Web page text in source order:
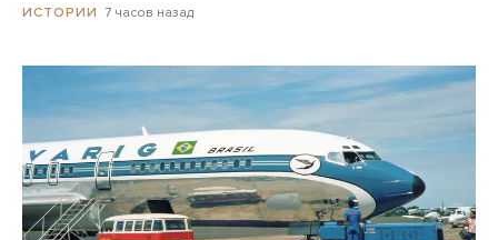
ИСТОРИИ 7 часов назад